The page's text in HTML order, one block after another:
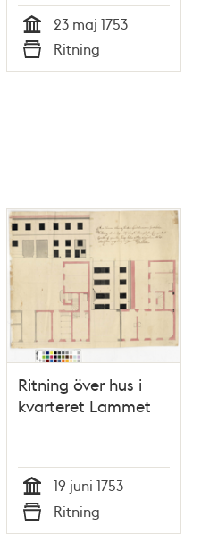
Tid
23 maj 1753
Typ
Ritning
Ritning över hus i
kvarteret Lammet
Tid
19 juni 1753
Typ
Ritning